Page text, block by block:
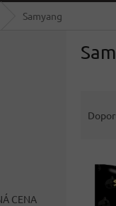
Samyang
CENA